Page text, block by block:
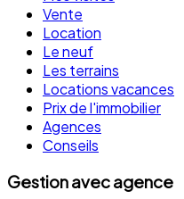
Vente
Location
Le neuf
Les terrains
Locations vacances
Prix de l'immobilier
Agences
Conseils
Gestion avec agence